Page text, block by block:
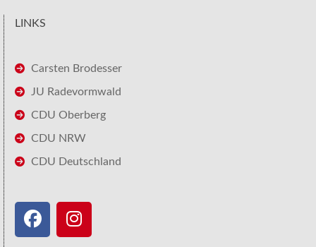
LINKS
Carsten Brodesser
JU Radevormwald
CDU Oberberg
CDU NRW
CDU Deutschland